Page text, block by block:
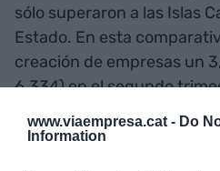
www.viaempresa.cat - Do
Information
sólo superaron a las Islas
Estado. En esta
creación de empresas un
6.334) en el segundo
marcha de compañías,
notificaron 259 y la